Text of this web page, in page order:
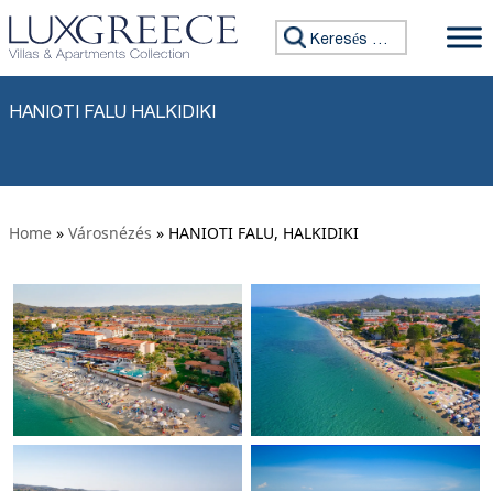
Ugrás a tartalomhoz
Keresés:
HANIOTI FALU HALKIDIKI
Home » Városnézés » HANIOTI FALU, HALKIDIKI